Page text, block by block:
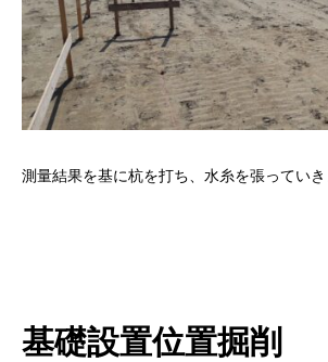
測量結果を基に杭を打ち、水糸を張っていき
基礎設置位置掘削